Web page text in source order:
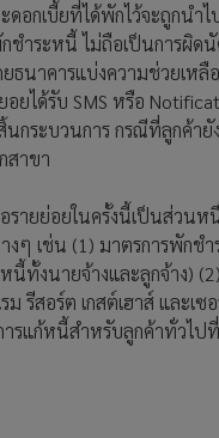
ะดอกเบี้ยที่ได้พักไว้จะถูก
ชำระหนี้ ไม่ถือเป็นการผิด
ธนาคารแบ่งความช่วยเห
ยได้รับ SMS หรือ
กระบวนการ กรณีที่ลูกค้า
สาขา
รายย่อยในครั้งนี้เป็นส่ว
ๆ เช่น (1) มาตรการพักช
นี้ทั้งนายจ้างและลูกจ้าง)
ม รีสอร์ต เกสต์เฮาส์ และ
รแก้หนี้สำหรับลูกค้าทั่วไ